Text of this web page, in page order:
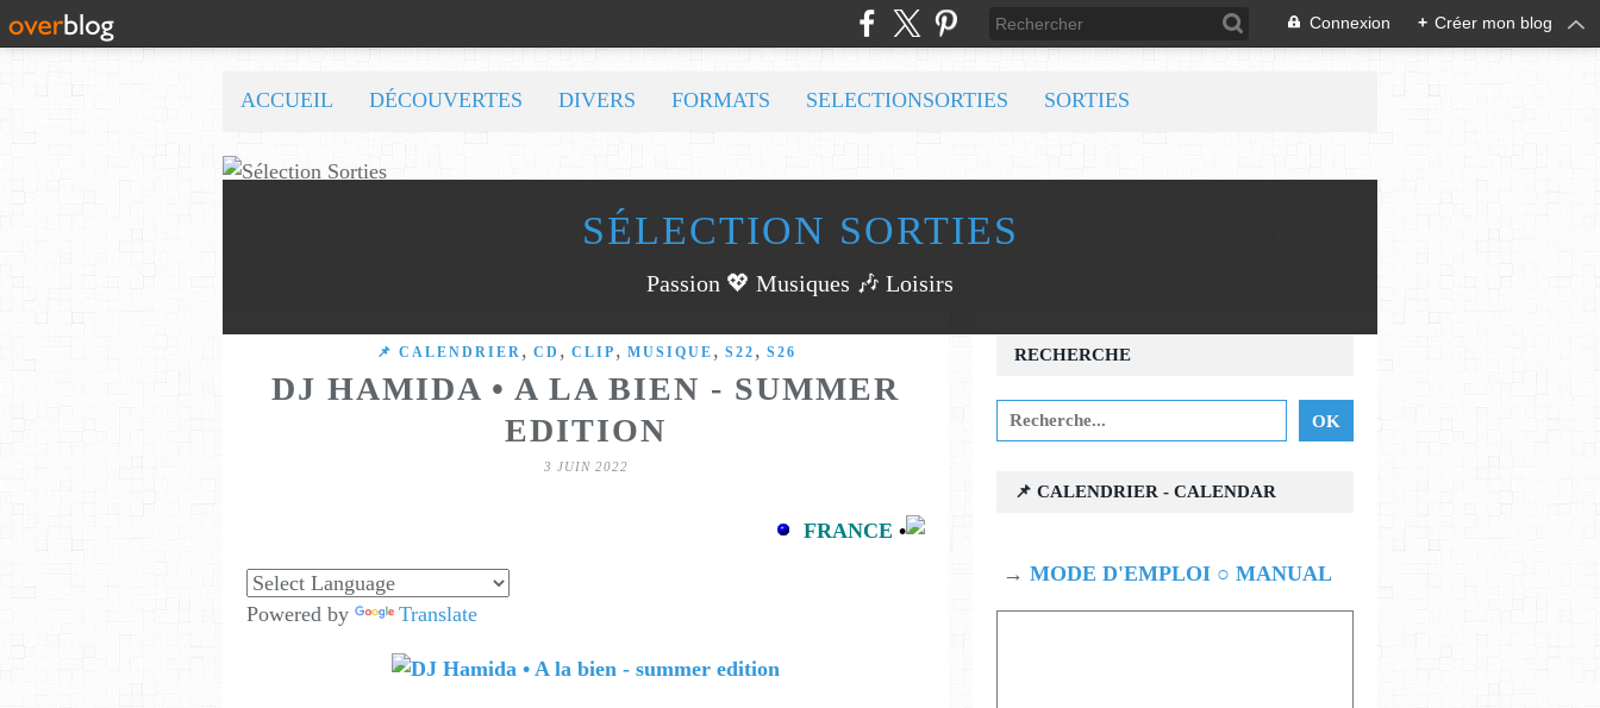
Connexion + Créer mon blog
SÉLECTION SORTIES
Passion 💖 Musiques 🎶 Loisirs
ACCUEIL DÉCOUVERTES DIVERS FORMATS SELECTIONSORTIES SORTIES
📌 CALENDRIER , CD , CLIP , MUSIQUE , S22 , S26
DJ HAMIDA • A LA BIEN - SUMMER
EDITION
3 JUIN 2022
FRANCE •
Powered by Translate
RECHERCHE
📌 CALENDRIER - CALENDAR
→ MODE D'EMPLOI ○ MANUAL